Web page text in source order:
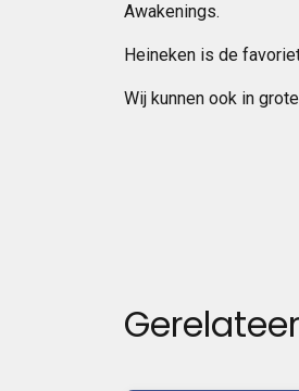
Awakenings.
Heineken is de
Wij kunnen ook in